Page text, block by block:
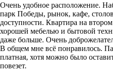
Очень удобное расположение.
парк Победы, рынок, кафе,
доступности. Квартира на
хорошей мебелью и бытовой
даже больше. Очень
В общем мне всё понравилось.
платная, хотя можно было
повезет.